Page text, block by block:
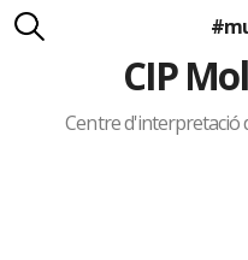
Carlota Royo
Francesca Barcellona
CIP
Centre d'interpretació